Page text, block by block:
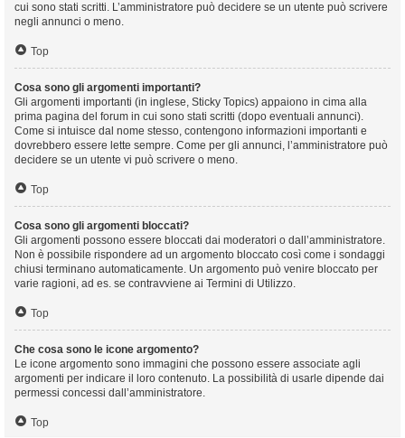
cui sono stati scritti. L’amministratore può decidere se un utente può scrivere
negli annunci o meno.
Top
Cosa sono gli argomenti importanti?
Gli argomenti importanti (in inglese, Sticky Topics) appaiono in cima alla
prima pagina del forum in cui sono stati scritti (dopo eventuali annunci).
Come si intuisce dal nome stesso, contengono informazioni importanti e
dovrebbero essere lette sempre. Come per gli annunci, l’amministratore può
decidere se un utente vi può scrivere o meno.
Top
Cosa sono gli argomenti bloccati?
Gli argomenti possono essere bloccati dai moderatori o dall’amministratore.
Non è possibile rispondere ad un argomento bloccato così come i sondaggi
chiusi terminano automaticamente. Un argomento può venire bloccato per
varie ragioni, ad es. se contravviene ai Termini di Utilizzo.
Top
Che cosa sono le icone argomento?
Le icone argomento sono immagini che possono essere associate agli
argomenti per indicare il loro contenuto. La possibilità di usarle dipende dai
permessi concessi dall’amministratore.
Top